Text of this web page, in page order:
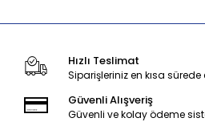
Hızlı Teslimat
Siparişleriniz en kısa sürede
Güvenli Alışveriş
Güvenli ve kolay ödeme